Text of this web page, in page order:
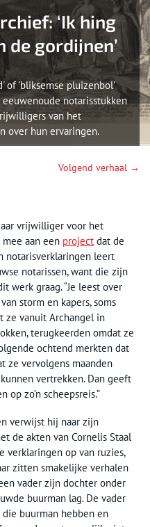
‘Ik hing
de gordijnen’
of 'bliksemse pluizenbol'
notarisstukken
van het
over hun ervaringen.
Volgend verhaal →
vrijwilliger voor het
aan een project dat de
notarisverklaringen leert
notarissen, want die zijn
werk graag. “Je leest over
storm en kapers, soms
ze vanuit Archangel in
terugkeerden omdat ze
ochtend merkten dat
ze vervolgens maanden
vertrekken. Dan geeft
zo’n scheepsreis.”
verwijst hij naar zijn
de akten van Cornelis Staal
verklaringen op van ruzies,
zitten smakelijke verhalen
vader zijn dochter onder
buurman lag. De vader
buurman hebben en